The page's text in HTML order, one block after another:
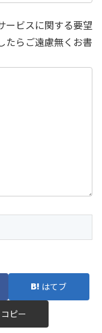
ービスに関する要望
たらご遠慮無くお書
はてブ
コピー